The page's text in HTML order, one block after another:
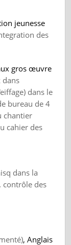
jeunesse
des
gros œuvre
dans
dans le
bureau de 4
chantier
cahier des
dans la
contrôle des
, Anglais